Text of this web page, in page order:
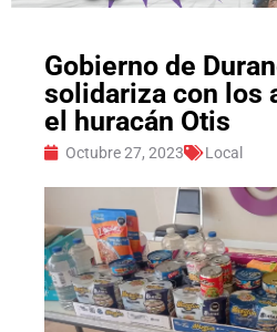
Gobierno de
solidariza con los
el huracán Otis
Octubre 27, 2023 Local